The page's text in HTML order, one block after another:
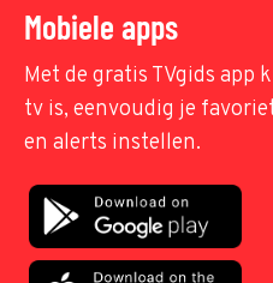
Mobiele apps
Met de gratis TVgids app
tv is, eenvoudig je
en alerts instellen.